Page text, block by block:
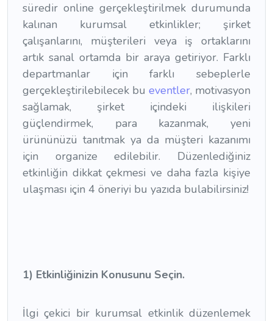
süredir online gerçekleştirilmek durumunda
kalınan kurumsal etkinlikler; şirket
çalışanlarını, müşterileri veya iş ortaklarını
artık sanal ortamda bir araya getiriyor. Farklı
departmanlar için farklı sebeplerle
gerçekleştirilebilecek bu eventler, motivasyon
sağlamak, şirket içindeki ilişkileri
güçlendirmek, para kazanmak, yeni
ürününüzü tanıtmak ya da müşteri kazanımı
için organize edilebilir. Düzenlediğiniz
etkinliğin dikkat çekmesi ve daha fazla kişiye
ulaşması için 4 öneriyi bu yazıda bulabilirsiniz!
1) Etkinliğinizin Konusunu Seçin.
İlgi çekici bir kurumsal etkinlik düzenlemek